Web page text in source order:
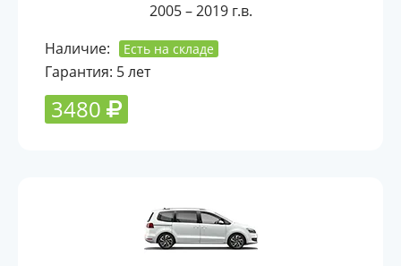
2005 – 2019 г.в.
Наличие:
Есть на складе
Гарантия: 5 лет
3480